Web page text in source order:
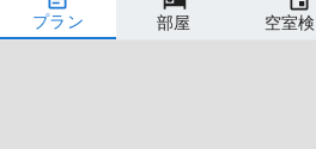
プラン 部屋 空室